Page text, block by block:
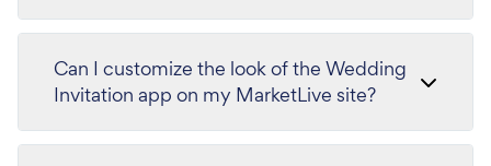
Can I customize the look of the Wedding
Invitation app on my MarketLive site?